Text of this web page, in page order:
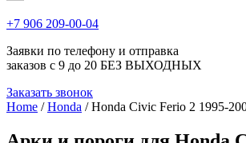
+7 906 209-00-04
Заявки по телефону и отправка
заказов с 9 до 20 БЕЗ ВЫХОДНЫХ
Заказать звонок
Home /Honda / Honda Civic Ferio 2 1995-